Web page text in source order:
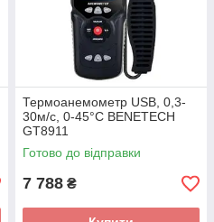
Термоанемометр USB, 0,3-
30м/с, 0-45°C BENETECH
GT8911
Готово до відправки
7 788 ₴